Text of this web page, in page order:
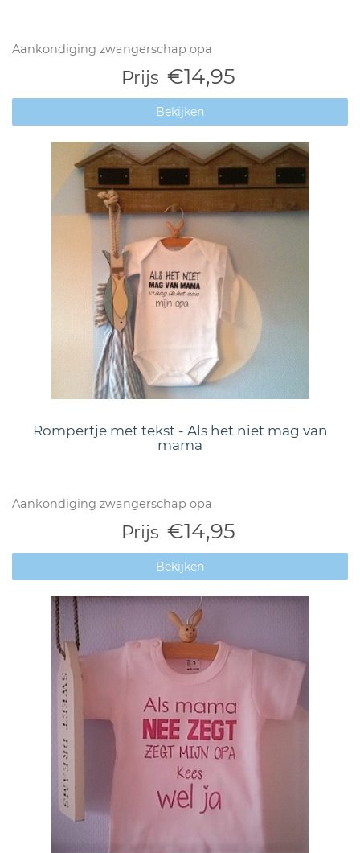
Aankondiging zwangerschap opa
Prijs €14,95
Bekijken
Rompertje met tekst - Als het niet mag van
mama
Aankondiging zwangerschap opa
Prijs €14,95
Bekijken